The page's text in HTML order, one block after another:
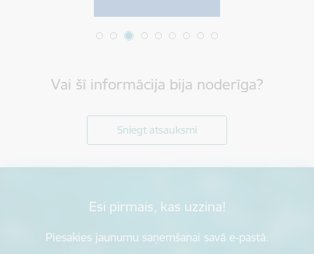
Vai šī informācija bija noderīga?
Sniegt atsauksmi
Esi pirmais, kas uzzina!
Piesakies jaunumu saņemšanai savā e-pastā.